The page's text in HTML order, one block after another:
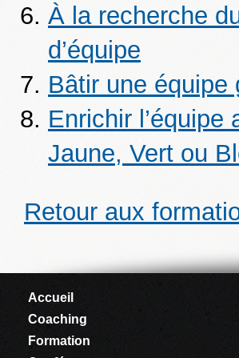
À la recherche
d’équipe
Bâtir une équipe
Enrichir
Jaune, Vert ou
Retour aux
Accueil
Coaching
Formation